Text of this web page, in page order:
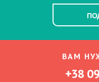
ВАМ
+38